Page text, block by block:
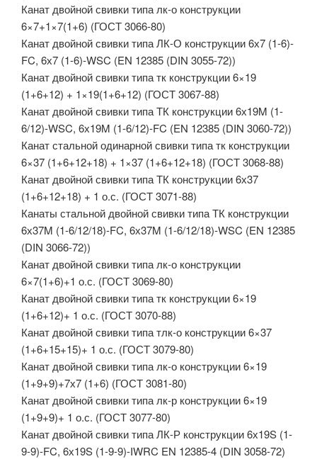
Канат двойной свивки типа лк-о конструкции
6×7+1×7(1+6) (ГОСТ 3066-80)
Канат двойной свивки типа ЛК-О конструкции 6х7 (1-6)-
FC, 6х7 (1-6)-WSC (EN 12385 (DIN 3055-72))
Канат двойной свивки типа тк конструкции 6×19
(1+6+12) + 1×19(1+6+12) (ГОСТ 3067-88)
Канат двойной свивки типа ТК конструкции 6х19M (1-
6/12)-WSC, 6х19M (1-6/12)-FC (EN 12385 (DIN 3060-72))
Канат стальной одинарной свивки типа тк конструкции
6×37 (1+6+12+18) + 1×37 (1+6+12+18) (ГОСТ 3068-88)
Канат двойной свивки типа ТК конструкции 6х37
(1+6+12+18) + 1 о.с. (ГОСТ 3071-88)
Канаты стальной двойной свивки типа ТК конструкции
6х37M (1-6/12/18)-FC, 6х37M (1-6/12/18)-WSC (EN 12385
(DIN 3066-72))
Канат двойной свивки типа лк-о конструкции
6×7(1+6)+1 о.с. (ГОСТ 3069-80)
Канат двойной свивки типа тк конструкции 6×19
(1+6+12)+ 1 о.с. (ГОСТ 3070-88)
Канат двойной свивки типа тлк-о конструкции 6×37
(1+6+15+15)+ 1 о.с. (ГОСТ 3079-80)
Канат двойной свивки типа лк-о конструкции 6×19
(1+9+9)+7х7 (1+6) (ГОСТ 3081-80)
Канат двойной свивки типа лк-р конструкции 6×19
(1+9+9)+ 1 о.с. (ГОСТ 3077-80)
Канат двойной свивки типа ЛК-Р конструкции 6х19S (1-
9-9)-FC, 6х19S (1-9-9)-IWRC EN 12385-4 (DIN 3058-72)